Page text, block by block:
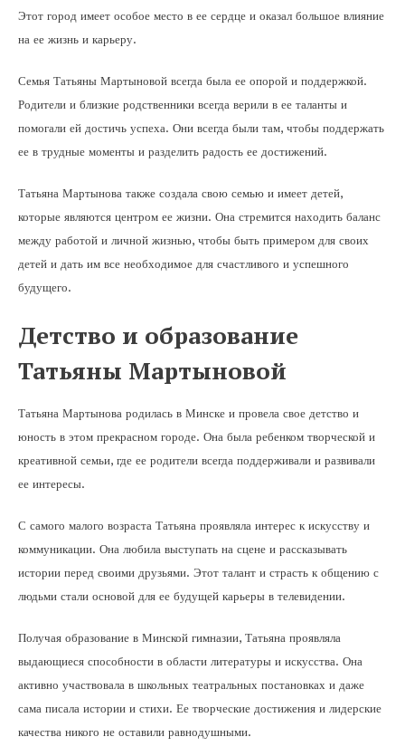
Этот город имеет особое место в ее сердце и оказал большое влияние
на ее жизнь и карьеру.
Семья Татьяны Мартыновой всегда была ее опорой и поддержкой.
Родители и близкие родственники всегда верили в ее таланты и
помогали ей достичь успеха. Они всегда были там, чтобы поддержать
ее в трудные моменты и разделить радость ее достижений.
Татьяна Мартынова также создала свою семью и имеет детей,
которые являются центром ее жизни. Она стремится находить баланс
между работой и личной жизнью, чтобы быть примером для своих
детей и дать им все необходимое для счастливого и успешного
будущего.
Детство и образование
Татьяны Мартыновой
Татьяна Мартынова родилась в Минске и провела свое детство и
юность в этом прекрасном городе. Она была ребенком творческой и
креативной семьи, где ее родители всегда поддерживали и развивали
ее интересы.
С самого малого возраста Татьяна проявляла интерес к искусству и
коммуникации. Она любила выступать на сцене и рассказывать
истории перед своими друзьями. Этот талант и страсть к общению с
людьми стали основой для ее будущей карьеры в телевидении.
Получая образование в Минской гимназии, Татьяна проявляла
выдающиеся способности в области литературы и искусства. Она
активно участвовала в школьных театральных постановках и даже
сама писала истории и стихи. Ее творческие достижения и лидерские
качества никого не оставили равнодушными.